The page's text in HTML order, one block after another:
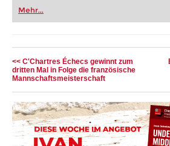
zeitweise der zweitstärkste Spieler der
westlichen Welt – hinter Bobby Fischer.
1954 und 1971 gewann er sechsmal die
Larsen von Peter Heine Nielsen
Kostenloses Videobeispiel:Einführung in das
Eröffnungskapitel
Mehr...
<< C'Chartres Échecs gewinnt zum
dritten Mal in Folge die französische
Mannschaftsmeisterschaft